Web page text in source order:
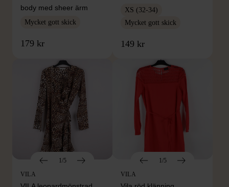
body med sheer ärm
Mycket gott skick
179 kr
XS (32-34)
Mycket gott skick
149 kr
1/5
VILA
1/5
VILA